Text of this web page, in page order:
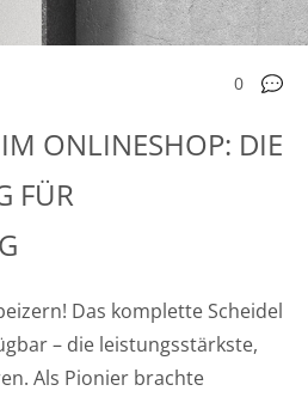
0
IM ONLINESHOP: DIE
FÜR
Das komplette Scheidel
– die leistungsstärkste,
Als Pionier brachte